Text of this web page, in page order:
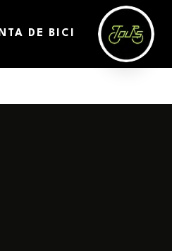
DE BICI